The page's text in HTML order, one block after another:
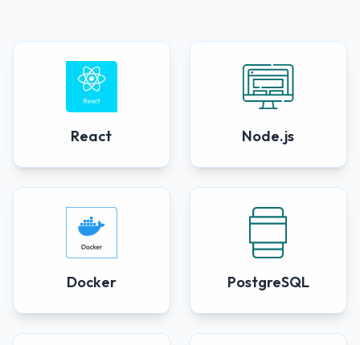
React Node.js
Docker PostgreSQL